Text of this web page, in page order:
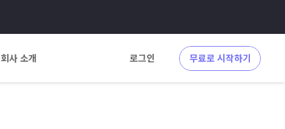
회사 소개 로그인 무료로 시작하기